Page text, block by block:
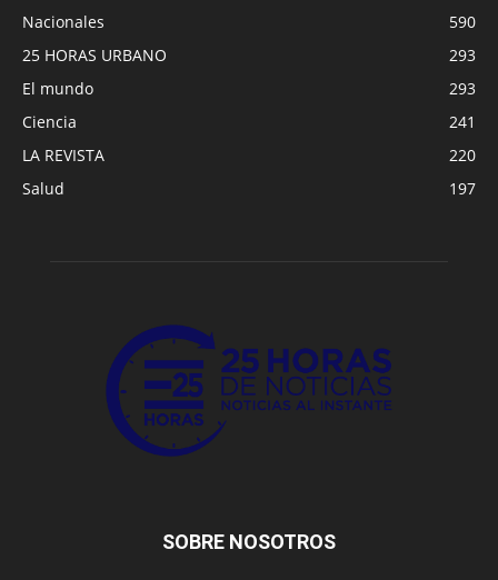
Nacionales
590
25 HORAS URBANO
293
El mundo
293
Ciencia
241
LA REVISTA
220
Salud
197
SOBRE NOSOTROS